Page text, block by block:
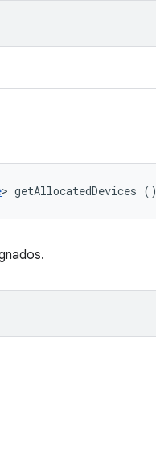
> getAllocatedDevices ()